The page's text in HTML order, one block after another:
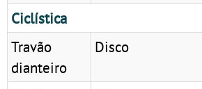
Ciclística
Travão
dianteiro
Disco